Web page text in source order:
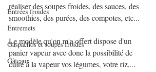
Entrées froides
Entremets
Gaspachos et soupes froides
Gâteaux
réaliser des soupes froides, des sauces, des
smoothies, des purées, des compotes, etc...
Le modèle qu'on m'a offert dispose d'un
panier vapeur avec donc la possibilité de
cuire à la vapeur vos légumes, votre riz,...